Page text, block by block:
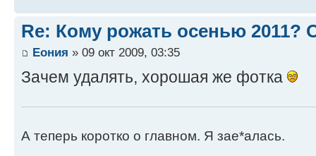
Re: Кому рожать осенью 2011?
Еония » 09 окт 2009, 03:35
Зачем удалять, хорошая же фотка
А теперь коротко о главном. Я зае*алась.